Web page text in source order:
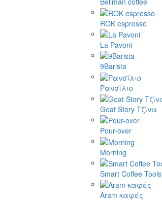
ROK espresso
La Pavoni
9Barista
Ρανσίλιο
Goat Story Τζίνα
Pour-over
Morning
Smart Coffee Tools
Aram καφές